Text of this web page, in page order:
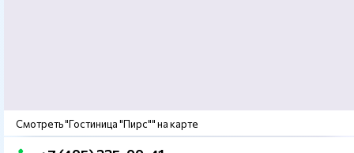
Смотреть "Гостиница "Пирс"" на карте